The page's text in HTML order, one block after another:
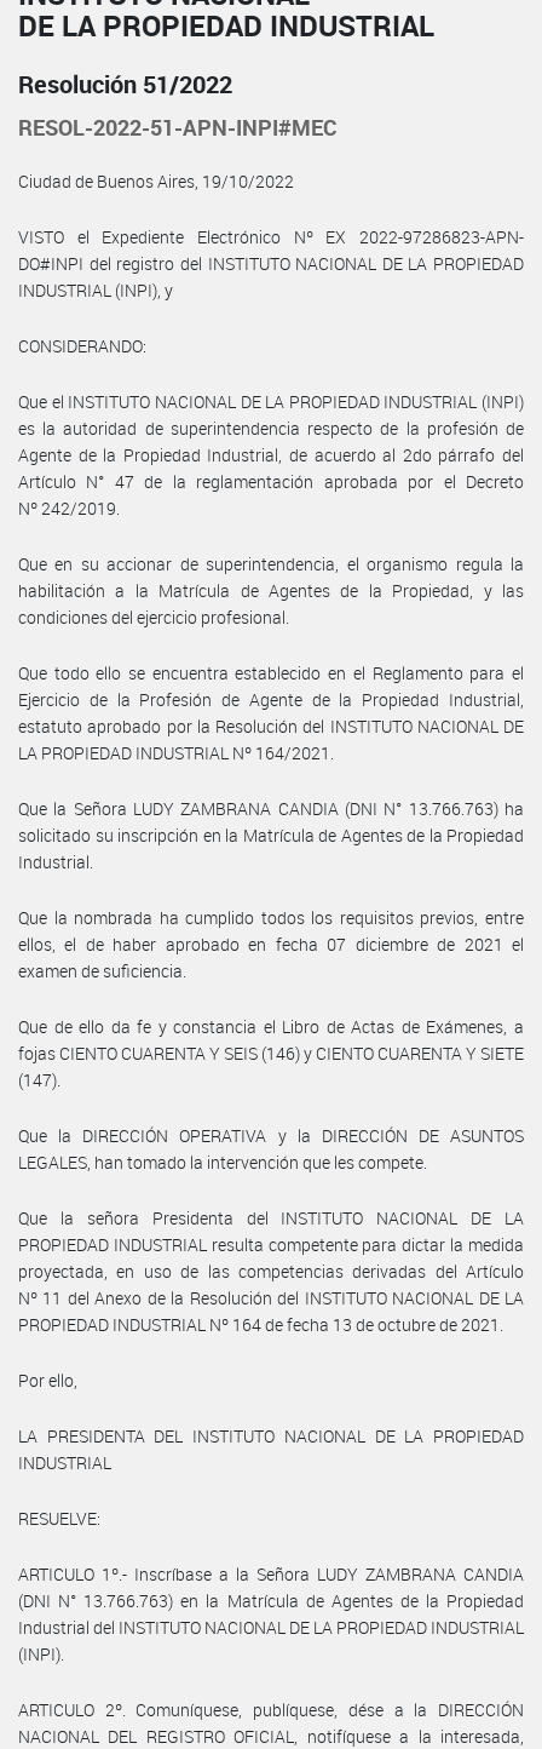
DE LA PROPIEDAD INDUSTRIAL
Resolución 51/2022
RESOL-2022-51-APN-INPI#MEC
Ciudad de Buenos Aires, 19/10/2022
VISTO el Expediente Electrónico Nº EX 2022-97286823-APN-
DO#INPI del registro del INSTITUTO NACIONAL DE LA PROPIEDAD
INDUSTRIAL (INPI), y
CONSIDERANDO:
Que el INSTITUTO NACIONAL DE LA PROPIEDAD INDUSTRIAL (INPI)
es la autoridad de superintendencia respecto de la profesión de
Agente de la Propiedad Industrial, de acuerdo al 2do párrafo del
Artículo N° 47 de la reglamentación aprobada por el Decreto
Nº 242/2019.
Que en su accionar de superintendencia, el organismo regula la
habilitación a la Matrícula de Agentes de la Propiedad, y las
condiciones del ejercicio profesional.
Que todo ello se encuentra establecido en el Reglamento para el
Ejercicio de la Profesión de Agente de la Propiedad Industrial,
estatuto aprobado por la Resolución del INSTITUTO NACIONAL DE
LA PROPIEDAD INDUSTRIAL Nº 164/2021.
Que la Señora LUDY ZAMBRANA CANDIA (DNI N° 13.766.763) ha
solicitado su inscripción en la Matrícula de Agentes de la Propiedad
Industrial.
Que la nombrada ha cumplido todos los requisitos previos, entre
ellos, el de haber aprobado en fecha 07 diciembre de 2021 el
examen de suficiencia.
Que de ello da fe y constancia el Libro de Actas de Exámenes, a
fojas CIENTO CUARENTA Y SEIS (146) y CIENTO CUARENTA Y SIETE
(147).
Que la DIRECCIÓN OPERATIVA y la DIRECCIÓN DE ASUNTOS
LEGALES, han tomado la intervención que les compete.
Que la señora Presidenta del INSTITUTO NACIONAL DE LA
PROPIEDAD INDUSTRIAL resulta competente para dictar la medida
proyectada, en uso de las competencias derivadas del Artículo
Nº 11 del Anexo de la Resolución del INSTITUTO NACIONAL DE LA
PROPIEDAD INDUSTRIAL Nº 164 de fecha 13 de octubre de 2021.
Por ello,
LA PRESIDENTA DEL INSTITUTO NACIONAL DE LA PROPIEDAD
INDUSTRIAL
RESUELVE:
ARTICULO 1º.- Inscríbase a la Señora LUDY ZAMBRANA CANDIA
(DNI N° 13.766.763) en la Matrícula de Agentes de la Propiedad
Industrial del INSTITUTO NACIONAL DE LA PROPIEDAD INDUSTRIAL
(INPI).
ARTICULO 2º. Comuníquese, publíquese, dése a la DIRECCIÓN
NACIONAL DEL REGISTRO OFICIAL, notifíquese a la interesada,